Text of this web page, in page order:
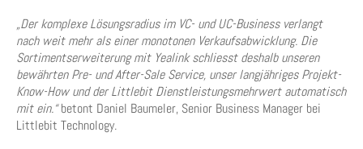
„Der komplexe Lösungsradius im VC- und UC-Business verlangt
nach weit mehr als einer monotonen Verkaufsabwicklung. Die
Sortimentserweiterung mit Yealink schliesst deshalb unseren
bewährten Pre- und After-Sale Service, unser langjähriges Projekt-
Know-How und der Littlebit Dienstleistungsmehrwert automatisch
mit ein.“betont Daniel Baumeler, Senior Business Manager bei
Littlebit Technology.